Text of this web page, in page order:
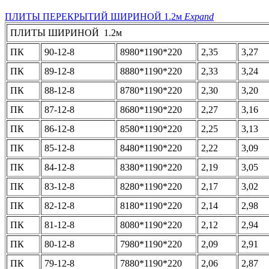
ПЛИТЫ ПЕРЕКРЫТИЙ ШИРИНОЙ 1.2м Expand
ПЛИТЫ ШИРИНОЙ 1.2м
ПК
90-12-8 8980*1190*220 2,35
3,27
ПК
89-12-8 8880*1190*220 2,33
3,24
ПК
88-12-8 8780*1190*220 2,30
3,20
ПК
87-12-8 8680*1190*220 2,27
3,16
ПК
86-12-8 8580*1190*220 2,25
3,13
ПК
85-12-8 8480*1190*220 2,22
3,09
ПК
84-12-8 8380*1190*220 2,19
3,05
ПК
83-12-8 8280*1190*220 2,17
3,02
ПК
82-12-8 8180*1190*220 2,14
2,98
ПК
81-12-8 8080*1190*220 2,12
2,94
ПК
80-12-8 7980*1190*220 2,09
2,91
ПК
79-12-8 7880*1190*220 2,06
2,87